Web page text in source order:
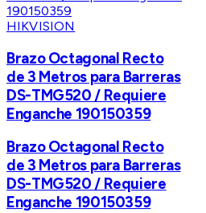
HIKVISION
Brazo Octagonal Recto
de 3 Metros para Barreras
DS-TMG520 / Requiere
Enganche 190150359
Brazo Octagonal Recto
de 3 Metros para Barreras
DS-TMG520 / Requiere
Enganche 190150359